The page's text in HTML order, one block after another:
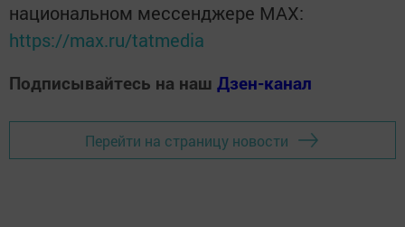
национальном мессенджере MАХ:
https://max.ru/tatmedia
Подписывайтесь на наш Дзен-канал
Перейти на страницу новости